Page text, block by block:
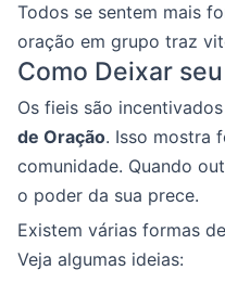
Todos se sentem mais
oração em grupo traz
Como Deixar
Os fieis são
de Oração. Isso mostra
comunidade. Quando
o poder da sua prece.
Existem várias formas
Veja algumas ideias: